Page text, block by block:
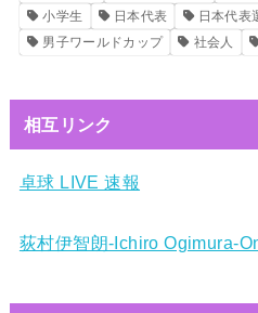
小学生
日本代表 日本代表
男子ワールドカップ
社会人
相互リンク
卓球 LIVE 速報
荻村伊智朗-Ichiro Ogimura-